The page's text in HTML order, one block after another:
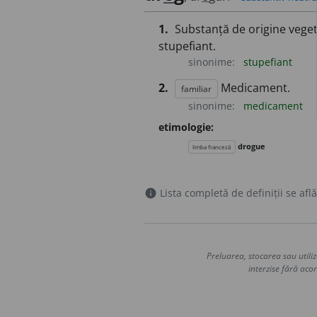
1. Substanță de origine
stupefiant.
sinonime: stupefiant
2. familiar Medicament.
sinonime:
medicament
etimologie:
limba franceză drogue
info Lista completă de definiții se
Preluarea, stocarea sau
interzise fără